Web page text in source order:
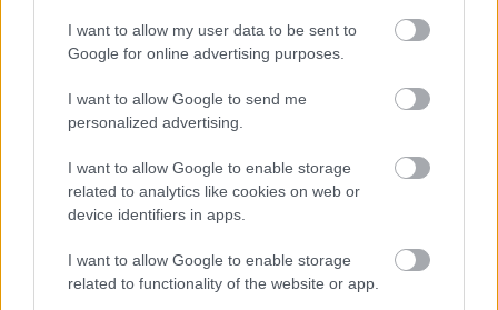
I want to allow my user data to be sent to
Google for online advertising purposes.
I want to allow Google to send me
personalized advertising.
I want to allow Google to enable storage
related to analytics like cookies on web or
device identifiers in apps.
I want to allow Google to enable storage
related to functionality of the website or app.
Η Apple αποφασίζει ποιος μένει και ποιος φεύγει και
οι κανόνες δεν είναι ίδιοι για όλους